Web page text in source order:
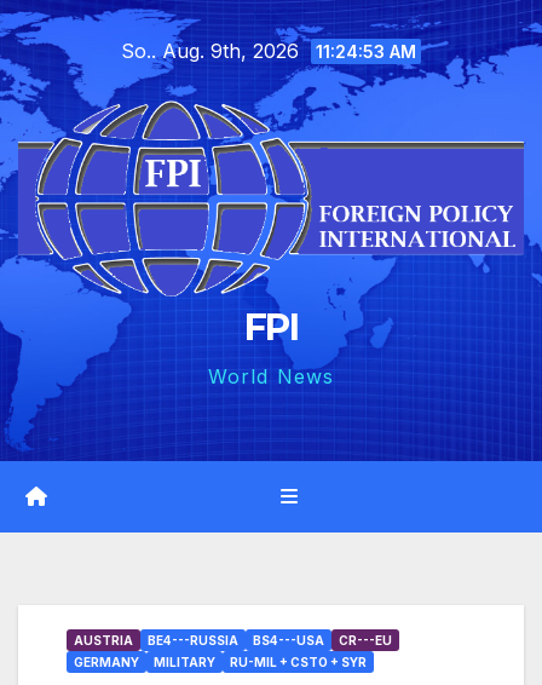
Skip
to
content
So.. Aug. 9th, 2026 11:24:54 AM
FPI
World News
AUSTRIA BE4---RUSSIA BS4---USA
CR---EU
GERMANY
MILITARY RU-MIL + CSTO + SYR